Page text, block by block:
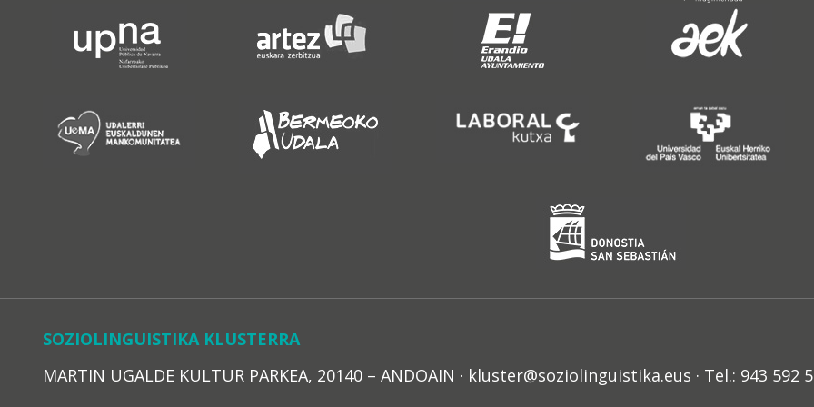
SOZIOLINGUISTIKA KLUSTERRA
MARTIN UGALDE KULTUR PARKEA, 20140 – ANDOAIN · kluster@soziolinguistika.eus · Tel.: 943 592